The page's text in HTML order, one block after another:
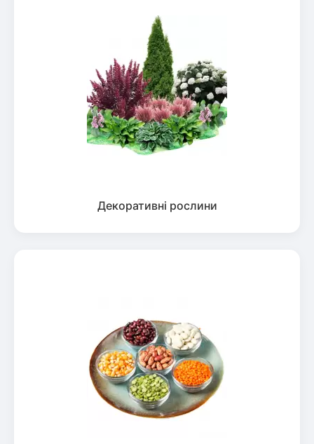
Декоративні рослини